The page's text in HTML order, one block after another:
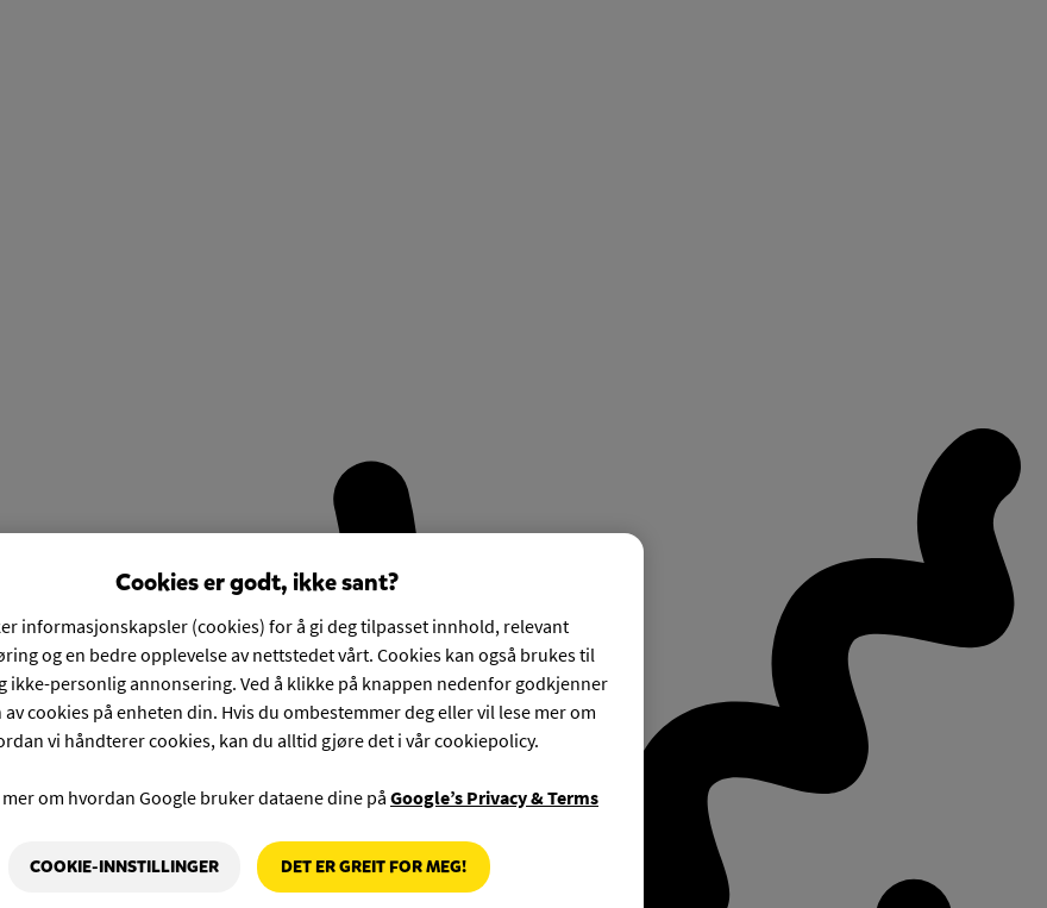
Cookies er godt, ikke sant?
informasjonskapsler (cookies) for å gi deg tilpasset innhold, relevant
og en bedre opplevelse av nettstedet vårt. Cookies kan også brukes til
ikke-personlig annonsering. Ved å klikke på knappen nedenfor godkjenner
cookies på enheten din. Hvis du ombestemmer deg eller vil lese mer om
vi håndterer cookies, kan du alltid gjøre det i vår cookiepolicy.
om hvordan Google bruker dataene dine på Google’s Privacy & Terms
COOKIE-INNSTILLINGER DET ER GREIT FOR MEG!